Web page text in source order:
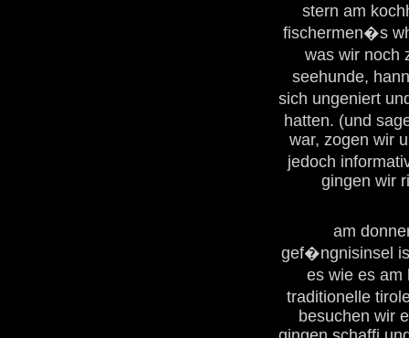
stern am
fischermen�s
was wir noch
seehunde,
sich ungeniert
hatten. (und
war, zogen wir
jedoch
gingen wir
am
gef�ngnisinsel
es wie es
traditionelle
besuchen wir